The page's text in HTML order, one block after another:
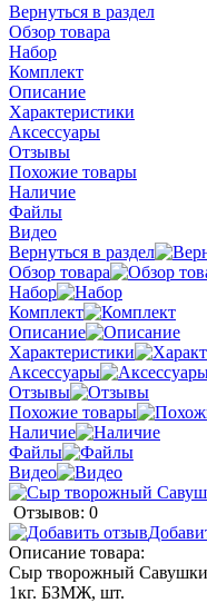
Вернуться в раздел
Обзор товара
Набор
Комплект
Описание
Характеристики
Аксессуары
Отзывы
Похожие товары
Наличие
Файлы
Видео
Вернуться в раздел
Обзор товара
Набор
Комплект
Описание
Характеристики
Аксессуары
Отзывы
Похожие товары
Наличие
Файлы
Видео
Отзывов: 0
Описание товара:
Сыр творожный
1кг. БЗМЖ, шт.